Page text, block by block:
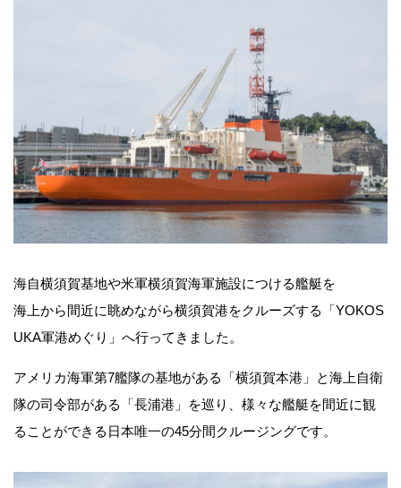
海自横須賀基地や米軍横須賀海軍施設につける艦艇を
海上から間近に眺めながら横須賀港をクルーズする「YOKOS
UKA軍港めぐり」へ行ってきました。
アメリカ海軍第7艦隊の基地がある「横須賀本港」と海上自衛
隊の司令部がある「長浦港」を巡り、様々な艦艇を間近に観
ることができる日本唯一の45分間クルージングです。